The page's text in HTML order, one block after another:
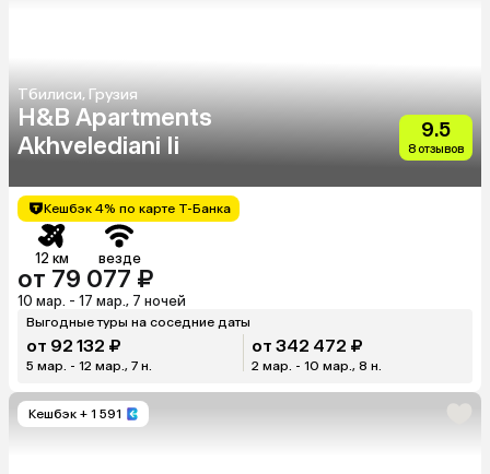
Тбилиси, Грузия
H&B Apartments
Akhvelediani Ii
9.5
8 отзывов
Кешбэк 4% по карте Т-Банка
12 км везде
от 79 077 ₽
10 мар. - 17 мар., 7 ночей
Выгодные туры на соседние даты
от 92 132 ₽
5 мар. - 12 мар., 7 н.
от 342 472 ₽
2 мар. - 10 мар., 8 н.
Кешбэк + 1 591